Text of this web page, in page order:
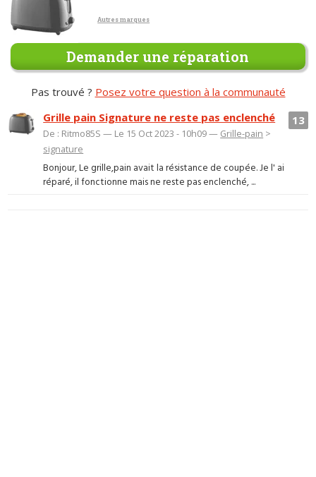
Autres marques
Demander une réparation
Pas trouvé ? Posez votre question à la communauté
13
Grille pain Signature ne reste pas enclenché
De : Ritmo85S — Le 15 Oct 2023 - 10h09 — Grille-pain >
signature
Bonjour, Le grille,pain avait la résistance de coupée. Je l' ai
réparé, il fonctionne mais ne reste pas enclenché, ...